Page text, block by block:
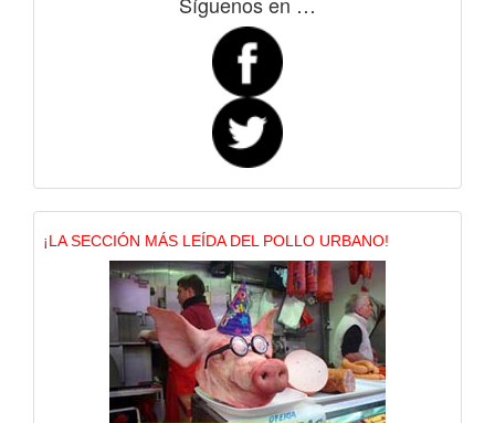
¡LA SECCIÓN MÁS LEÍDA DEL POLLO URBANO!